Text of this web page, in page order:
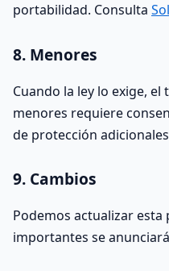
portabilidad. Consulta
8. Menores
Cuando la ley lo exige,
menores requiere
de protección
9. Cambios
Podemos actualizar esta
importantes se